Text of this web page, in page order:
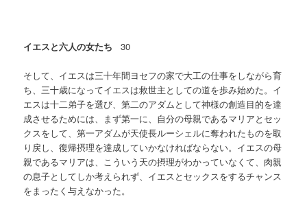
イエスと六人の女たち 30
そして、イエスは三十年間ヨセフの家で大工の仕事をしながら育
ち、三十歳になってイエスは救世主としての道を歩み始めた。イ
エスは十二弟子を選び、第二のアダムとして神様の創造目的を達
成させるためには、まず第一に、自分の母親であるマリアとセッ
クスをして、第一アダムが天使長ルーシェルに奪われたものを取
り戻し、復帰摂理を達成していかなければならない。イエスの母
親であるマリアは、こういう天の摂理がわかっていなくて、肉親
の息子としてしか考えられず、イエスとセックスをするチャンス
をまったく与えなかった。